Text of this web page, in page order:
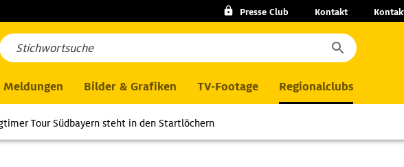
Presse Club Kontakt
Meldungen Bilder & Grafiken TV-Footage Regionalclubs
Tour Südbayern steht in den Startlöchern